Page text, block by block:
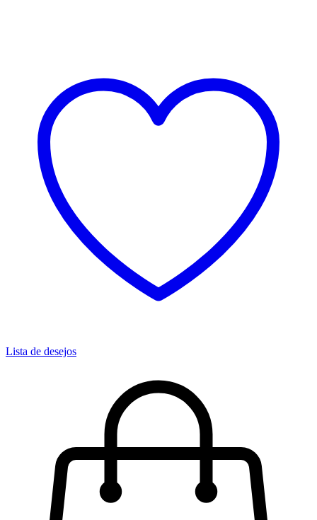
Lista de desejos